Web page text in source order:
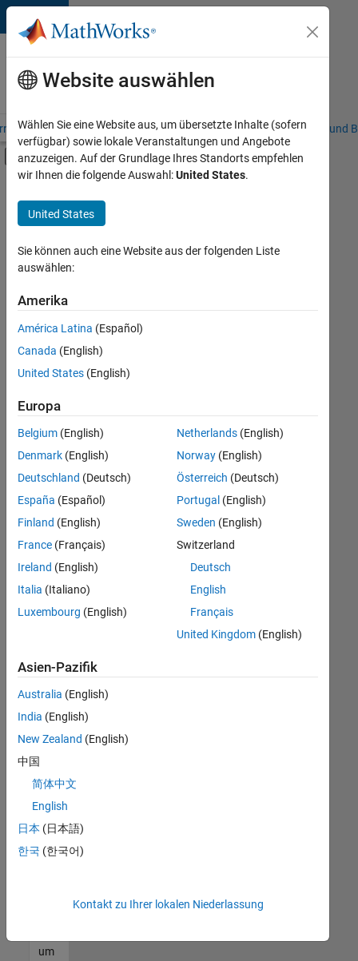
Weiter zum Inhalt
Karriere
bei
MathWorks
– Übersicht Stellensuche Niederlassungen Studierende und
Umschaltung für Off-Canvas-
Hauptinhalt
Education Sales
Inside Sales
Marketing Communications
Business Model Team
Human Resources
+4
Derzeit
es
keine
offenen
Stellen,
Ihren
Suchkriterien
entsprechen.
können
die
Suchkriterien
weiter
fassen
oder
alle
Stellenangebote
anzeigen .
noch
keine
offenen
Stellen
können,
die
Ihren
entsprechen,
werden
unseres
um
Website auswählen
Wählen Sie eine Website aus, um übersetzte Inhalte (sofern
verfügbar) sowie lokale Veranstaltungen und Angebote
anzuzeigen. Auf der Grundlage Ihres Standorts empfehlen
wir Ihnen die folgende Auswahl:United States.
United States
Sie können auch eine Website aus der folgenden Liste
auswählen:
Amerika
América Latina (Español)
Canada (English)
United States (English)
Europa
Belgium (English)
Denmark (English)
Deutschland (Deutsch)
España (Español)
Finland (English)
France (Français)
Ireland (English)
Italia (Italiano)
Luxembourg (English)
Netherlands(English)
Norway(English)
Österreich (Deutsch)
Portugal (English)
Sweden (English)
Switzerland
Deutsch
English
Français
United Kingdom(English)
Asien-Pazifik
Australia (English)
India (English)
New Zealand (English)
中国
简体中文
English
日本 (日本語)
한국 (한국어)
Kontakt zu Ihrer lokalen Niederlassung